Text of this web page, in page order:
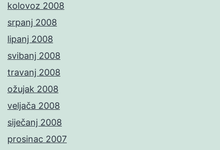
kolovoz 2008
srpanj 2008
lipanj 2008
svibanj 2008
travanj 2008
ožujak 2008
veljača 2008
siječanj 2008
prosinac 2007